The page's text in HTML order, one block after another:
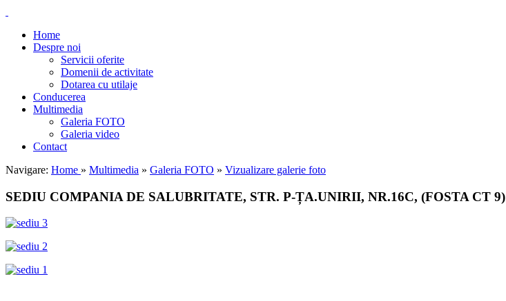
Home
Despre noi
Servicii oferite
Domenii de activitate
Dotarea cu utilaje
Conducerea
Multimedia
Galeria FOTO
Galeria video
Contact
Navigare: Home » Multimedia » Galeria FOTO » Vizualizare galerie foto
SEDIU COMPANIA DE SALUBRITATE, STR. P-ȚA.UNIRII, NR.16C, (FOSTA CT 9)